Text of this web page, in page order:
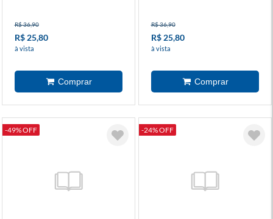
R$ 36,90
R$ 25,80
à vista
R$ 36,90
R$ 25,80
à vista
-49% OFF -24% OFF